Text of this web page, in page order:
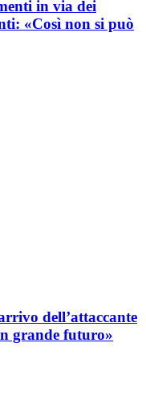
in via dei
«Così non si può
dell’attaccante
grande futuro»